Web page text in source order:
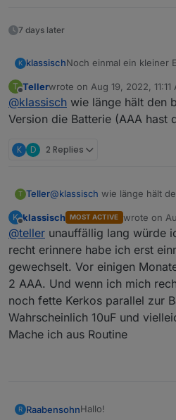
7 days later
K klassischNoch einmal ein kleiner
Steuerung des
In den letzten 2 Wochen
und zwei
Man sieht, daß es in
gab. Bei Morgennebel
ca. 6%; bisher
Gestern Abend setzte
des Rasenmähers ein
wurde sofort alarmiert
zurückschicken.
Die Sensorwerte
knapp 60%. Während
T
Offline
Tellerwrote on Aug 19, 2022, 11:11
last edited by
@klassisch wie länge hält den
Version die Batterie (AAA hast
K D 2 Replies
T Teller@klassisch wie länge hält
K
Offline
klassisch MOST ACTIVE wrote on
last edited
@teller unauffällig lang würde
recht erinnere habe ich erst
gewechselt. Vor einigen
2 AAA. Und wenn ich mich
noch fette Kerkos parallel zur
Wahrscheinlich 10uF und
Mache ich aus Routine
R RaabensohnHallo!